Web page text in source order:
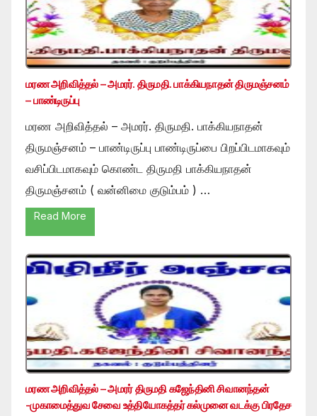
மரண அறிவித்தல் – அமரர். திருமதி. பாக்கியநாதன் திருமஞ்சனம்
– பாண்டிருப்பு
மரண அறிவித்தல் – அமரர். திருமதி. பாக்கியநாதன்
திருமஞ்சனம் – பாண்டிருப்பு பாண்டிருப்பை பிறப்பிடமாகவும்
வசிப்பிடமாகவும் கொண்ட திருமதி பாக்கியநாதன்
திருமஞ்சனம் ( வன்னிமை குடும்பம் ) …
Read More
மரண அறிவித்தல் – அமரர் திருமதி கஜேந்தினி சிவானந்தன்
-முகாமைத்துவ சேவை உத்தியோகத்தர் கல்முனை வடக்கு பிரதேச